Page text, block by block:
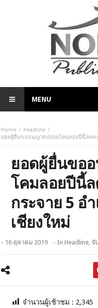
MENU
Home
headline
ยอดผู้ยื่นขออนุญาตปล่อยโคมลอยปีนี้ลดลง
ยอดผู้ยื่นขอ
โคมลอยปีนี้ล
กระจาย 5 อ
เชียงใหม่
- 16 ตุลาคม 2019 - InHeadline, จั
จำนวนผู้เช้าชม : 2,345